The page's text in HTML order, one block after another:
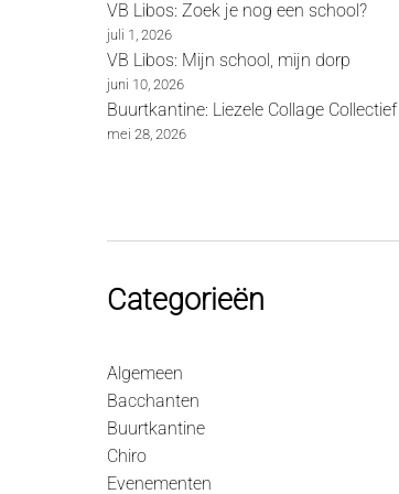
VB Libos: Zoek je nog een school?
juli 1, 2026
VB Libos: Mijn school, mijn dorp
juni 10, 2026
Buurtkantine: Liezele Collage Collectief
mei 28, 2026
Categorieën
Algemeen
Bacchanten
Buurtkantine
Chiro
Evenementen